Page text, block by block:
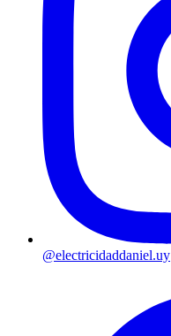
@electricidaddaniel.uy